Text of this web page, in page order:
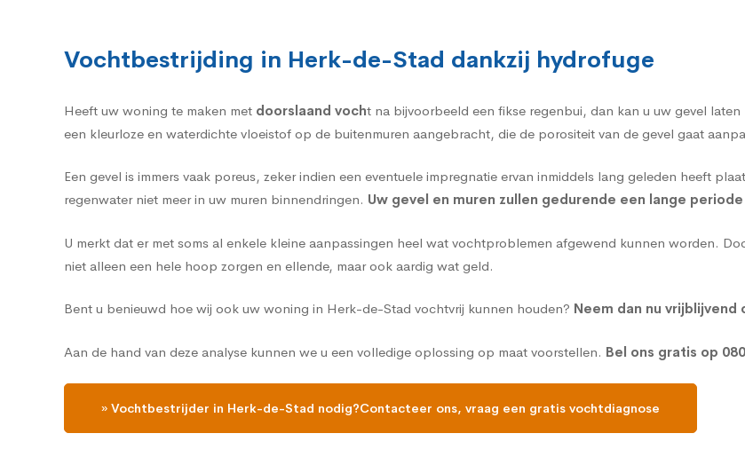
Vochtbestrijding in Herk-de-Stad dankzij hydrofuge
Heeft uw woning te maken met doorslaand vocht na bijvoorbeeld een fikse regenbui, dan kan u uw gevel laten
een kleurloze en waterdichte vloeistof op de buitenmuren aangebracht, die de porositeit van de gevel gaat
Een gevel is immers vaak poreus, zeker indien een eventuele impregnatie ervan inmiddels lang geleden heeft
regenwater niet meer in uw muren binnendringen. Uw gevel en muren zullen gedurende een lange
U merkt dat er met soms al enkele kleine aanpassingen heel wat vochtproblemen afgewend kunnen worden.
niet alleen een hele hoop zorgen en ellende, maar ook aardig wat geld.
Bent u benieuwd hoe wij ook uw woning in Herk-de-Stad vochtvrij kunnen houden? Neem dan nu
Aan de hand van deze analyse kunnen we u een volledige oplossing op maat voorstellen. Bel ons gratis op
» Vochtbestrijder in Herk-de-Stad nodig?Contacteer ons, vraag een gratis vochtdiagnose